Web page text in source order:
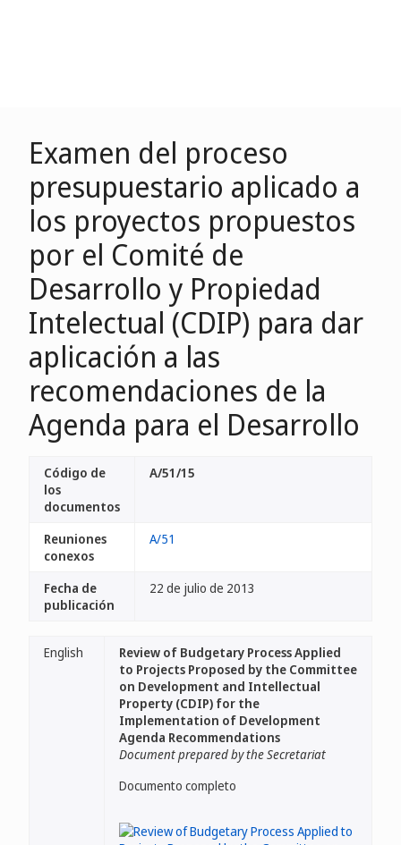
Examen del proceso
presupuestario aplicado a
los proyectos propuestos
por el Comité de
Desarrollo y Propiedad
Intelectual (CDIP) para dar
aplicación a las
recomendaciones de la
Agenda para el Desarrollo
Código de
los
documentos
A/51/15
Reuniones
conexos
A/51
Fecha de
publicación
22 de julio de 2013
English
Review of Budgetary Process Applied
to Projects Proposed by the Committee
on Development and Intellectual
Property (CDIP) for the
Implementation of Development
Agenda Recommendations
Document prepared by the Secretariat
Documento completo